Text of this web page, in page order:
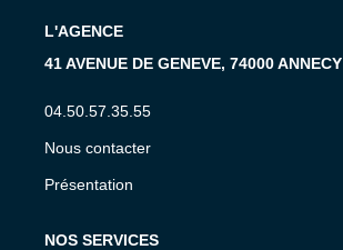
L'AGENCE
41 AVENUE DE GENEVE, 74000 ANNECY
04.50.57.35.55
Nous contacter
Présentation
NOS SERVICES